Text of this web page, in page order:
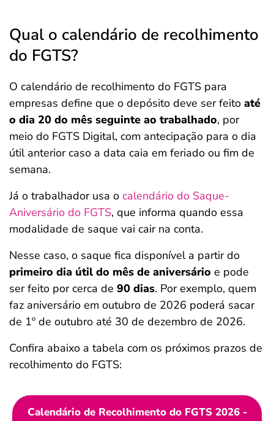
Qual o calendário de recolhimento
do FGTS?
O calendário de recolhimento do FGTS para
empresas define que o depósito deve ser feito até
o dia 20 do mês seguinte ao trabalhado, por
meio do FGTS Digital, com antecipação para o dia
útil anterior caso a data caia em feriado ou fim de
semana.
Já o trabalhador usa o calendário do Saque-
Aniversário do FGTS, que informa quando essa
modalidade de saque vai cair na conta.
Nesse caso, o saque fica disponível a partir do
primeiro dia útil do mês de aniversário e pode
ser feito por cerca de 90 dias. Por exemplo, quem
faz aniversário em outubro de 2026 poderá sacar
de 1º de outubro até 30 de dezembro de 2026.
Confira abaixo a tabela com os próximos prazos de
recolhimento do FGTS:
Calendário de Recolhimento do FGTS 2026 -